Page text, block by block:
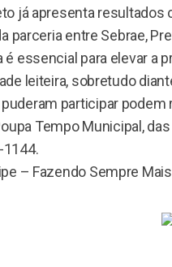
já apresenta
parceria entre Sebrae,
essencial para elevar a
leiteira, sobretudo
participar podem
Tempo Municipal,
– Fazendo Sempre